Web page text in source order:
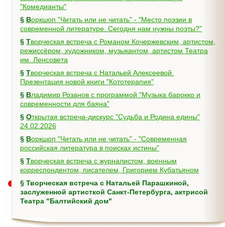
"Комедианты"
§ Воркшоп "Читать или не читать" - "Место поэзии в
современной литературе. Сегодня нам нужны поэты?"
§ Творческая встреча с Романом Кочержевским, артистом,
режиссёром, художником, музыкантом, артистом Театра
им. Ленсовета
§ Творческая встреча с Натальей Алексеевой.
Презентация новой книги "Кототерапия"
§ Владимир Розанов с программой "Музыка барокко и
современности для баяна"
§ Открытая встреча-дискурс "Судьба и Родина едины"
24.02.2026
§ Воркшоп "Читать или не читать" - "Современная
российская литература в поисках истины"
§ Творческая встреча с журналистом, военным
корреспондентом, писателем, Григорием Кубатьяном
§ Творческая встреча с Натальей Парашкиной,
заслуженной артисткой Санкт-Петербурга, актрисой
Театра "Балтийский дом"